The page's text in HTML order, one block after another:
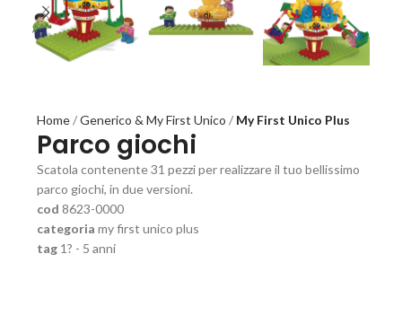
Home Generico & My First Unico My First Unico Plus
Parco giochi
Scatola contenente 31 pezzi per realizzare il tuo bellissimo
parco giochi, in due versioni.
cod8623-0000
categoria my first unico plus
tag 1? - 5 anni